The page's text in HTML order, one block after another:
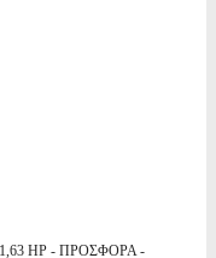
HP - ΠΡΟΣΦΟΡΑ -